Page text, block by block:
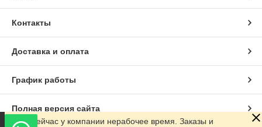
Контакты
Доставка и оплата
График работы
Полная версия сайта
Сейчас у компании нерабочее время. Заказы и